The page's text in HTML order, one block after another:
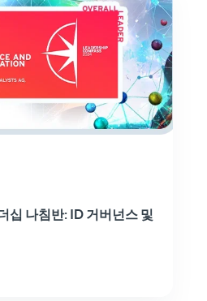
십 나침반: ID 거버넌스 및